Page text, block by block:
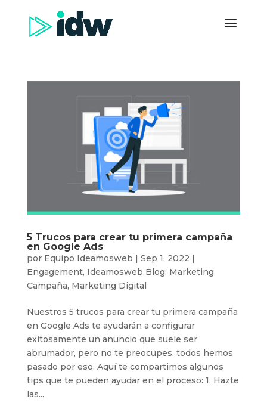
5 Trucos para crear tu primera campaña
en Google Ads
por Equipo Ideamosweb | Sep 1, 2022 |
Engagement, Ideamosweb Blog, Marketing
Campaña, Marketing Digital
Nuestros 5 trucos para crear tu primera campaña
en Google Ads te ayudarán a configurar
exitosamente un anuncio que suele ser
abrumador, pero no te preocupes, todos hemos
pasado por eso. Aquí te compartimos algunos
tips que te pueden ayudar en el proceso: 1. Hazte
las...